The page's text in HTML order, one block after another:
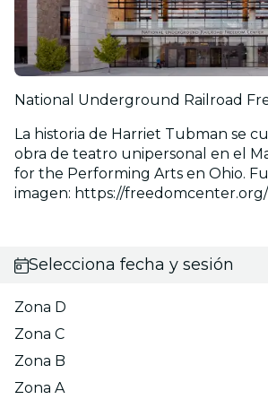
National Underground Railroad
La historia de Harriet Tubman se
obra de teatro unipersonal en el
for the Performing Arts en Ohio.
imagen: https://freedomcenter.org/
Selecciona fecha y sesión
Zona D
Zona C
Zona B
Zona A